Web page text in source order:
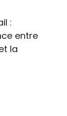
:
entre
la